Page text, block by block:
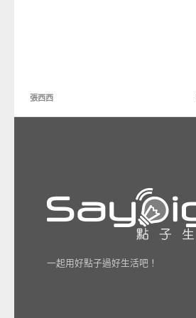
張西西
一起用好點子過好生活吧！